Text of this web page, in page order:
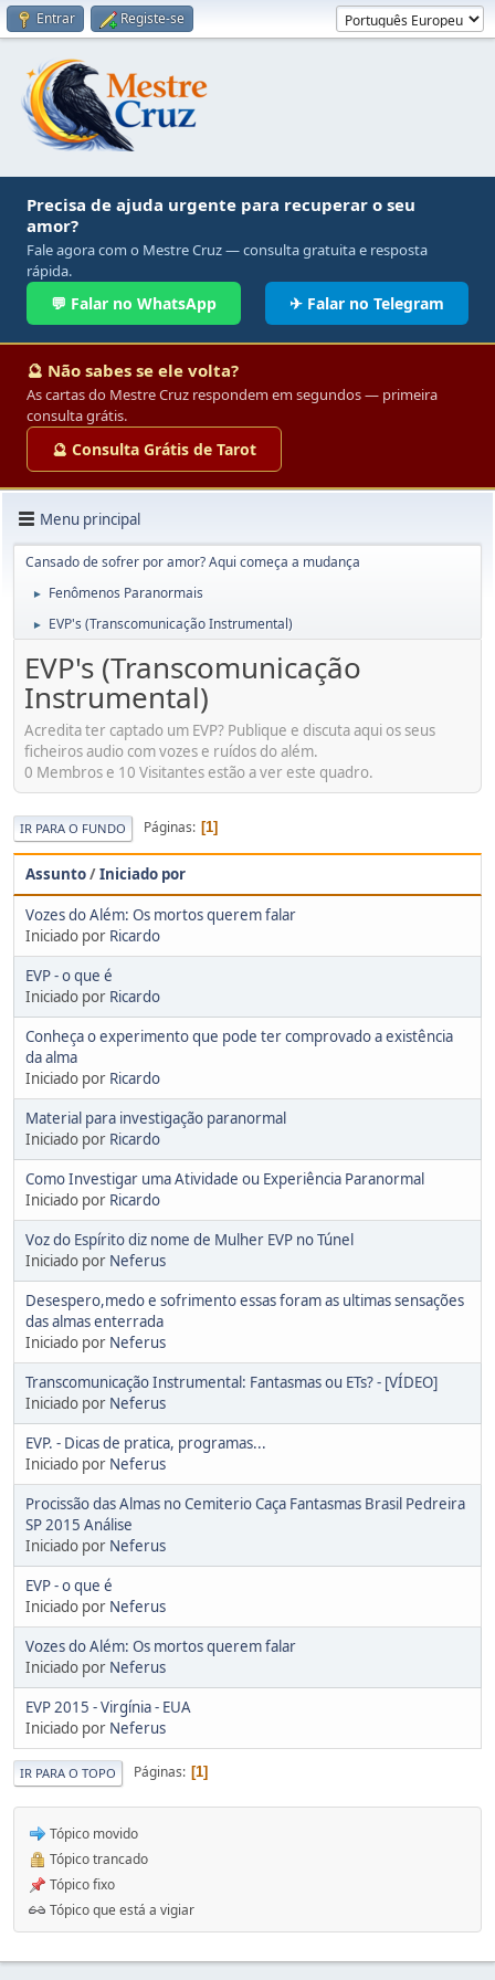
Entrar Registe-se
Precisa de ajuda urgente para recuperar o seu
amor?
Fale agora com o Mestre Cruz — consulta gratuita e resposta
rápida.
💬 Falar no WhatsApp ✈ Falar no Telegram
🔮 Não sabes se ele volta?
As cartas do Mestre Cruz respondem em segundos — primeira
consulta grátis.
🔮 Consulta Grátis de Tarot
Menu principal
Cansado de sofrer por amor? Aqui começa a mudança
► Fenômenos Paranormais
► EVP's (Transcomunicação Instrumental)
EVP's (Transcomunicação
Instrumental)
Acredita ter captado um EVP? Publique e discuta aqui os seus
ficheiros audio com vozes e ruídos do além.
0 Membros e 10 Visitantes estão a ver este quadro.
IR PARA O FUNDO Páginas 1
Assunto/Iniciado por
Vozes do Além: Os mortos querem falar
Iniciado por Ricardo
EVP - o que é
Iniciado por Ricardo
Conheça o experimento que pode ter comprovado a existência
da alma
Iniciado por Ricardo
Material para investigação paranormal
Iniciado por Ricardo
Como Investigar uma Atividade ou Experiência Paranormal
Iniciado por Ricardo
Voz do Espírito diz nome de Mulher EVP no Túnel
Iniciado por Neferus
Desespero,medo e sofrimento essas foram as ultimas sensações
das almas enterrada
Iniciado por Neferus
Transcomunicação Instrumental: Fantasmas ou ETs? - [VÍDEO]
Iniciado por Neferus
EVP. - Dicas de pratica, programas...
Iniciado por Neferus
Procissão das Almas no Cemiterio Caça Fantasmas Brasil Pedreira
SP 2015 Análise
Iniciado por Neferus
EVP - o que é
Iniciado por Neferus
Vozes do Além: Os mortos querem falar
Iniciado por Neferus
EVP 2015 - Virgínia - EUA
Iniciado por Neferus
IR PARA O TOPO Páginas 1
Tópico movido
Tópico trancado
Tópico fixo
Tópico que está a vigiar